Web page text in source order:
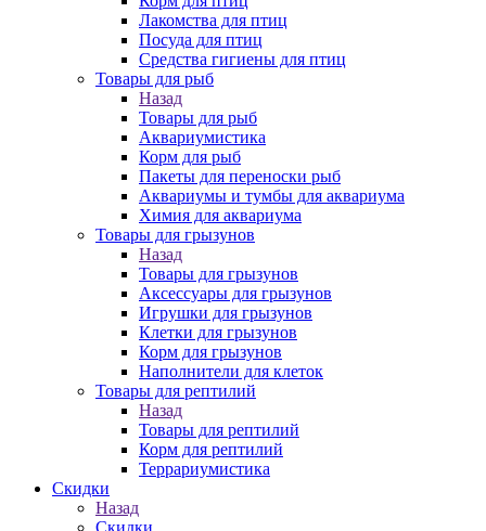
Лакомства для птиц
Посуда для птиц
Средства гигиены для птиц
Товары для рыб
Назад
Товары для рыб
Аквариумистика
Корм для рыб
Пакеты для переноски рыб
Аквариумы и тумбы для аквариума
Химия для аквариума
Товары для грызунов
Назад
Товары для грызунов
Аксессуары для грызунов
Игрушки для грызунов
Клетки для грызунов
Корм для грызунов
Наполнители для клеток
Товары для рептилий
Назад
Товары для рептилий
Корм для рептилий
Террариумистика
Скидки
Назад
Скидки